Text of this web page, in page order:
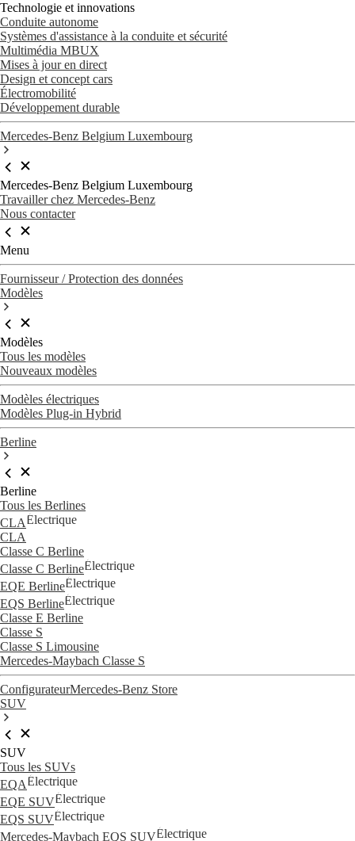
Technologie et innovations
Conduite autonome
Systèmes d'assistance à la conduite et sécurité
Multimédia MBUX
Mises à jour en direct
Design et concept cars
Électromobilité
Développement durable
Mercedes-Benz Belgium Luxembourg
Mercedes-Benz Belgium Luxembourg
Travailler chez Mercedes-Benz
Nous contacter
Menu
Fournisseur / Protection des données
Modèles
Modèles
Tous les modèles
Nouveaux modèles
Modèles électriques
Modèles Plug-in Hybrid
Berline
Berline
Tous les Berlines
CLAÉlectrique
CLA
Classe C Berline
Classe C BerlineÉlectrique
EQE BerlineÉlectrique
EQS BerlineÉlectrique
Classe E Berline
Classe S
Classe S Limousine
Mercedes-Maybach Classe S
ConfigurateurMercedes-Benz Store
SUV
SUV
Tous les SUVs
EQAÉlectrique
EQE SUVÉlectrique
EQS SUVÉlectrique
Mercedes-Maybach EQS SUVÉlectrique